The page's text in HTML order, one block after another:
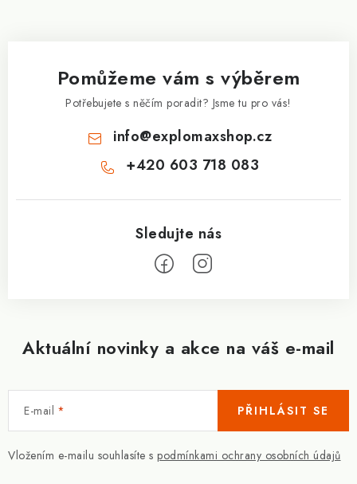
Aktuální novinky a akce na váš e-mail
E-mail
Vložením e-mailu souhlasíte s podmínkami ochrany osobních údajů
PŘIHLÁSIT SE
Pomůžeme vám s výběrem
Potřebujete s něčím poradit? Jsme tu pro vás!
info@explomaxshop.cz
+420 603 718 083